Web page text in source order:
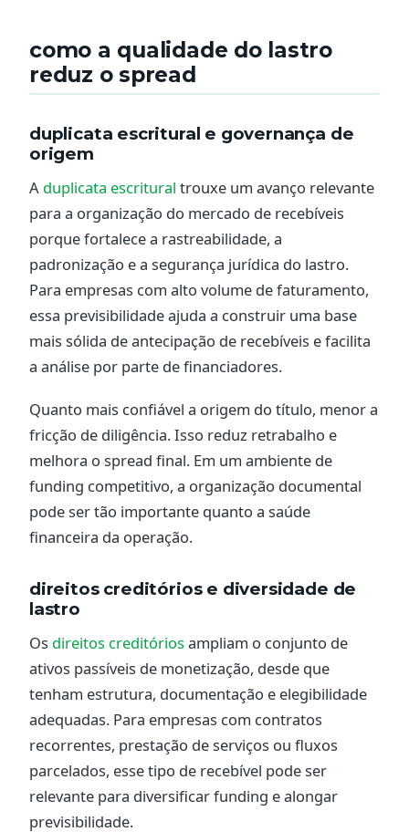
como a qualidade do lastro
reduz o spread
duplicata escritural e governança de
origem
A duplicata escritural trouxe um avanço relevante
para a organização do mercado de recebíveis
porque fortalece a rastreabilidade, a
padronização e a segurança jurídica do lastro.
Para empresas com alto volume de faturamento,
essa previsibilidade ajuda a construir uma base
mais sólida de antecipação de recebíveis e facilita
a análise por parte de financiadores.
Quanto mais confiável a origem do título, menor a
fricção de diligência. Isso reduz retrabalho e
melhora o spread final. Em um ambiente de
funding competitivo, a organização documental
pode ser tão importante quanto a saúde
financeira da operação.
direitos creditórios e diversidade de
lastro
Os direitos creditórios ampliam o conjunto de
ativos passíveis de monetização, desde que
tenham estrutura, documentação e elegibilidade
adequadas. Para empresas com contratos
recorrentes, prestação de serviços ou fluxos
parcelados, esse tipo de recebível pode ser
relevante para diversificar funding e alongar
previsibilidade.